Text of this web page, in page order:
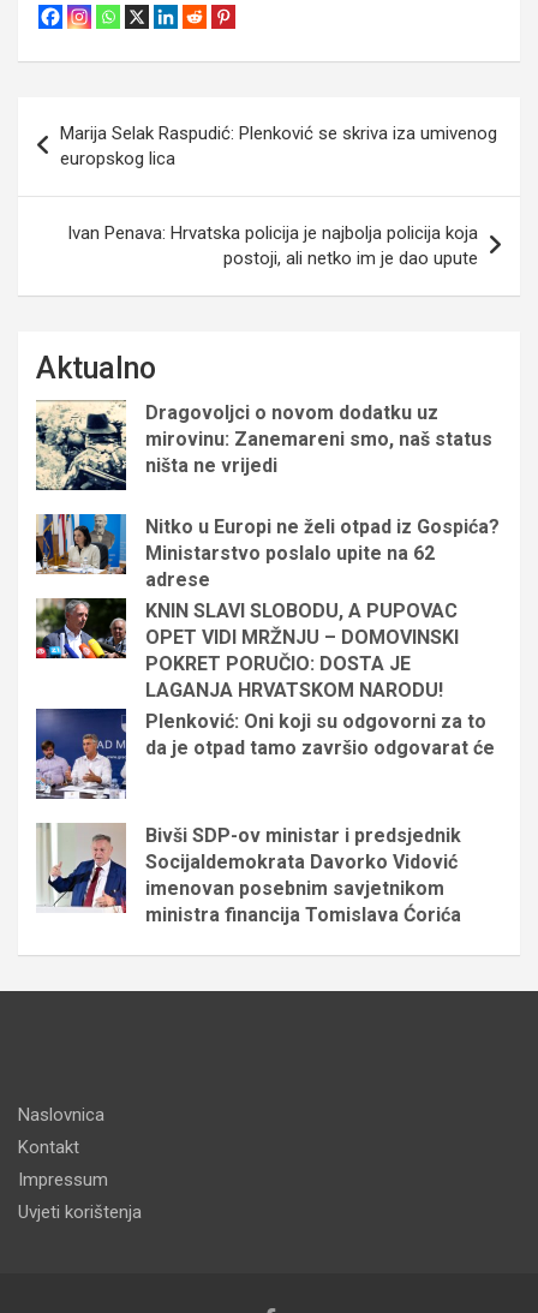
objava
Marija Selak Raspudić: Plenković se skriva iza umivenog
europskog lica
Ivan Penava: Hrvatska policija je najbolja policija koja
postoji, ali netko im je dao upute
Aktualno
Dragovoljci o novom dodatku uz
mirovinu: Zanemareni smo, naš status
ništa ne vrijedi
Nitko u Europi ne želi otpad iz Gospića?
Ministarstvo poslalo upite na 62
adrese
KNIN SLAVI SLOBODU, A PUPOVAC
OPET VIDI MRŽNJU – DOMOVINSKI
POKRET PORUČIO: DOSTA JE
LAGANJA HRVATSKOM NARODU!
Plenković: Oni koji su odgovorni za to
da je otpad tamo završio odgovarat će
Bivši SDP-ov ministar i predsjednik
Socijaldemokrata Davorko Vidović
imenovan posebnim savjetnikom
ministra financija Tomislava Ćorića
Naslovnica
Kontakt
Impressum
Uvjeti korištenja